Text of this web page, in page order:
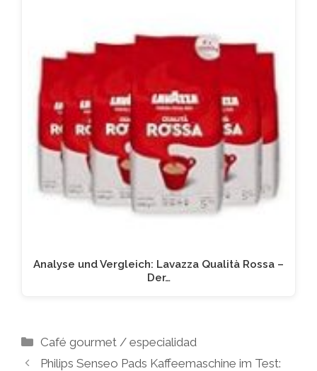
Analyse und Vergleich: Lavazza Qualità Rossa –
Der…
Kategorien
Café gourmet / especialidad
Philips Senseo Pads Kaffeemaschine im Test: